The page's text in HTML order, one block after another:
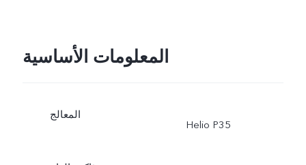
المعلومات الأساسية
المعالج
Helio P35